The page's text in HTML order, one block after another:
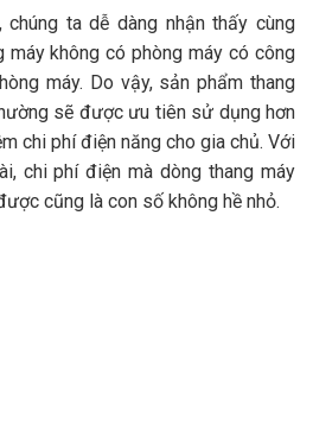
ta dễ dàng nhận thấy cùng
không có phòng máy có công
máy. Do vậy, sản phẩm thang
sẽ được ưu tiên sử dụng hơn
chi phí điện năng cho gia chủ. Với
chi phí điện mà dòng thang máy
cũng là con số không hề nhỏ.